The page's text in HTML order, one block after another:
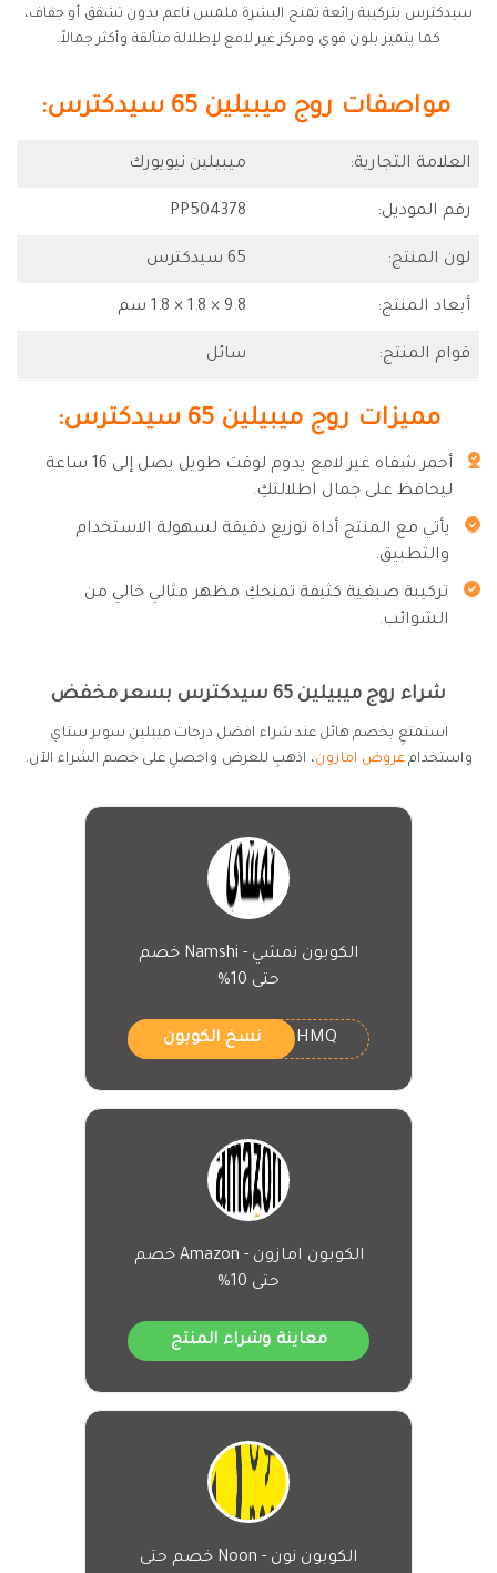
سيدكترس بتركيبة رائعة تمنح البشرة ملمس ناعم بدون تشقق أو جفاف،
كما يتميز بلون قوي ومركز غير لامع لإطلالة متألقة وأكثر جمالاً.
مواصفات روج ميبيلين 65 سيدكترس:
العلامة التجارية: ميبيلين نيويورك
رقم الموديل: PP504378
لون المنتج: 65 سيدكترس
أبعاد المنتج: 9.8 × 1.8 × 1.8 سم
قوام المنتج: سائل
مميزات روج ميبيلين 65 سيدكترس:
أحمر شفاه غير لامع يدوم لوقت طويل يصل إلى 16 ساعة
ليحافظ على جمال اطلالتكِ.
يأتي مع المنتج أداة توزيع دقيقة لسهولة الاستخدام
والتطبيق.
تركيبة صبغية كثيفة تمنحكِ مظهر مثالي خالي من
الشوائب.
شراء روج ميبيلين 65 سيدكترس بسعر مخفض
استمتعِ بخصم هائل عند شراء افضل درجات ميبلين سوبر ستاي
واستخدامعروض امازون، اذهبِ للعرض واحصلِ على خصم الشراء الآن.
الكوبون نمشي - Namshi خصم
حتى 10%
HMQ نسخ الكوبون
الكوبون امازون - Amazon خصم
حتى 10%
معاينة وشراء المنتج
الكوبون نون - Noon خصم حتى